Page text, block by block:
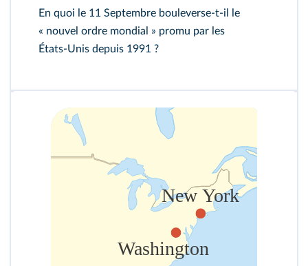
En quoi le 11 Septembre bouleverse-t-il le
« nouvel ordre mondial » promu par les
États‑Unis depuis 1991 ?